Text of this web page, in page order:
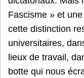
Fascisme » et
cette distinction
universitaires,
lieux de travail,
botte qui nous